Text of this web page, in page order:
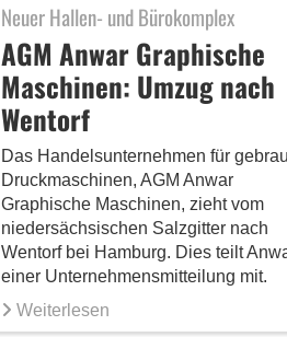
Neuer Hallen- und Bürokomplex
AGM Anwar Graphische
Maschinen: Umzug nach
Wentorf
Das Handelsunternehmen für
Druckmaschinen, AGM Anwar
Graphische Maschinen, zieht vom
niedersächsischen Salzgitter nach
Wentorf bei Hamburg. Dies teilt
einer Unternehmensmitteilung mit.
Weiterlesen